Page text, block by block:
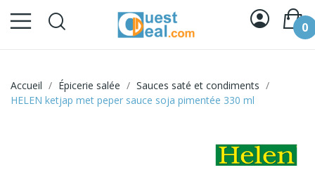
0
Accueil Épicerie salée
Sauces saté et condiments
HELEN ketjap met peper sauce soja pimentée 330 ml